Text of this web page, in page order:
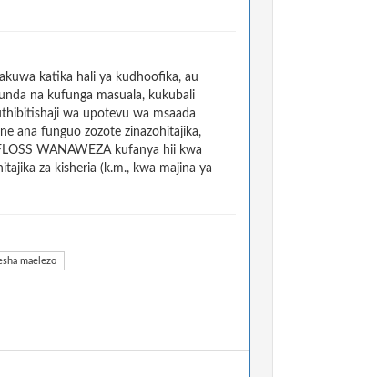
katika hali ya kudhoofika, au
na kufunga masuala, kukubali
wa upotevu wa msaada
ana funguo zozote zinazohitajika,
WANAWEZA kufanya hii kwa
za kisheria (k.m., kwa majina ya
maelezo